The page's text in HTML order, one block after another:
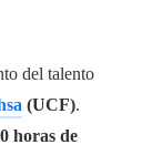
del talento
(UCF).
horas de